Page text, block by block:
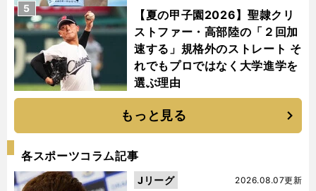
【夏の甲子園2026】聖隷クリ
ストファー・高部陸の「２回加
速する」規格外のストレート そ
れでもプロではなく大学進学を
選ぶ理由
5
もっと見る
各スポーツコラム記事
2026.08.07更新
Jリーグ